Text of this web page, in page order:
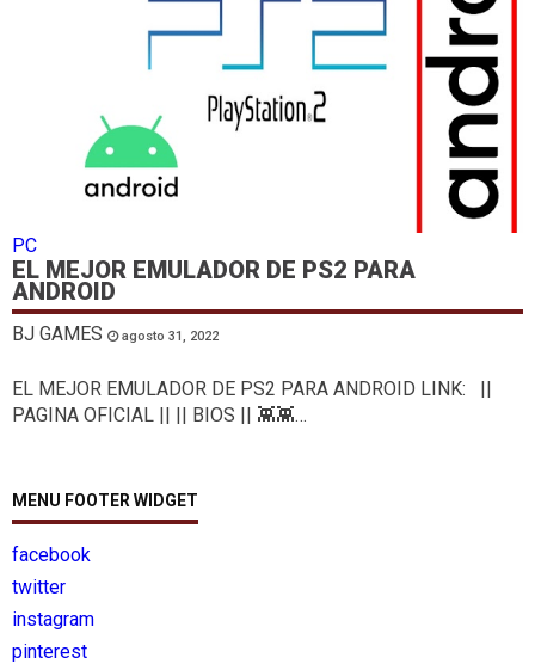
PC
EL MEJOR EMULADOR DE PS2 PARA
ANDROID
BJ GAMES agosto 31, 2022
EL MEJOR EMULADOR DE PS2 PARA ANDROID LINK: ||
PAGINA OFICIAL || || BIOS || 👾👾…
MENU FOOTER WIDGET
facebook
twitter
instagram
pinterest